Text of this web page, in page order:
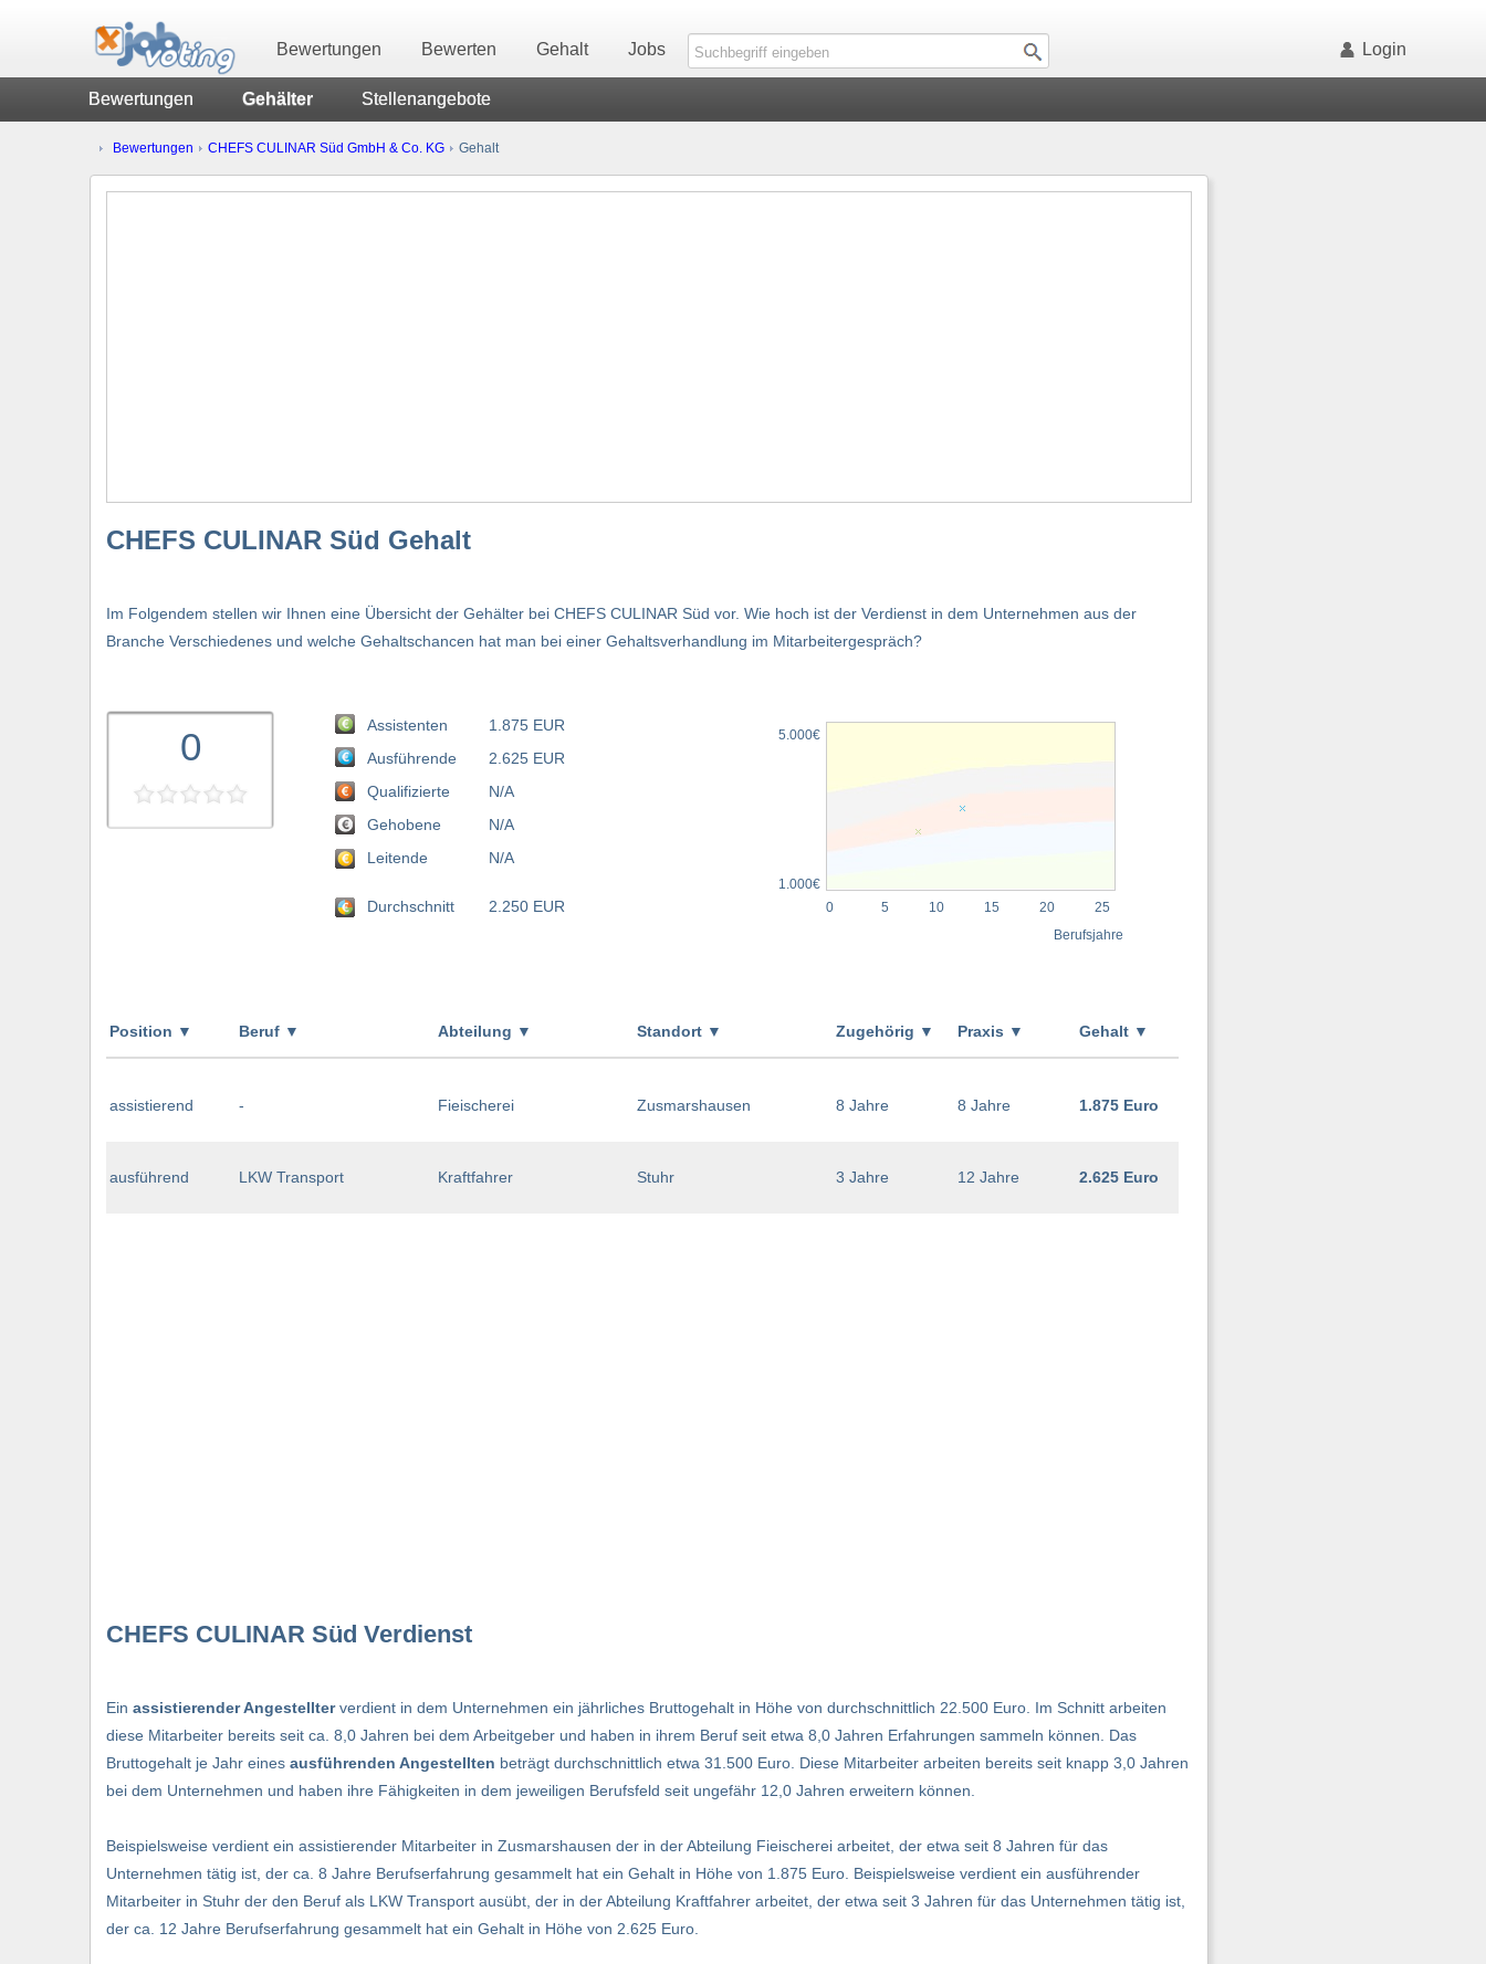
Bewertungen Bewerten Gehalt Jobs Login
Bewertungen Gehälter Stellenangebote
Bewertungen CHEFS CULINAR Süd GmbH & Co. KG Gehalt
CHEFS CULINAR Süd Gehalt
Im Folgendem stellen wir Ihnen eine Übersicht der Gehälter bei CHEFS CULINAR Süd vor. Wie hoch ist der Verdienst in dem Unternehmen aus der
Branche Verschiedenes und welche Gehaltschancen hat man bei einer Gehaltsverhandlung im Mitarbeitergespräch?
0
Assistenten
Ausführende
Qualifizierte
Gehobene
Leitende
Durchschnitt
1.875 EUR
2.625 EUR
N/A
N/A
N/A
2.250 EUR
5.000€
1.000€
0
5 10 15 20 25
Berufsjahre
Position ▼ Beruf ▼ Abteilung ▼ Standort ▼ Zugehörig ▼ Praxis ▼ Gehalt ▼
assistierend - Fieischerei Zusmarshausen 8 Jahre 8 Jahre 1.875 Euro
ausführend LKW Transport Kraftfahrer Stuhr 3 Jahre 12 Jahre 2.625 Euro
CHEFS CULINAR Süd Verdienst
Ein assistierender Angestellterverdient in dem Unternehmen ein jährliches Bruttogehalt in Höhe von durchschnittlich 22.500 Euro. Im Schnitt arbeiten
diese Mitarbeiter bereits seit ca. 8,0 Jahren bei dem Arbeitgeber und haben in ihrem Beruf seit etwa 8,0 Jahren Erfahrungen sammeln können. Das
Bruttogehalt je Jahr eines ausführenden Angestellten beträgt durchschnittlich etwa 31.500 Euro. Diese Mitarbeiter arbeiten bereits seit knapp 3,0 Jahren
bei dem Unternehmen und haben ihre Fähigkeiten in dem jeweiligen Berufsfeld seit ungefähr 12,0 Jahren erweitern können.
Beispielsweise verdient ein assistierender Mitarbeiter in Zusmarshausen der in der Abteilung Fieischerei arbeitet, der etwa seit 8 Jahren für das
Unternehmen tätig ist, der ca. 8 Jahre Berufserfahrung gesammelt hat ein Gehalt in Höhe von 1.875 Euro. Beispielsweise verdient ein ausführender
Mitarbeiter in Stuhr der den Beruf als LKW Transport ausübt, der in der Abteilung Kraftfahrer arbeitet, der etwa seit 3 Jahren für das Unternehmen tätig ist,
der ca. 12 Jahre Berufserfahrung gesammelt hat ein Gehalt in Höhe von 2.625 Euro.